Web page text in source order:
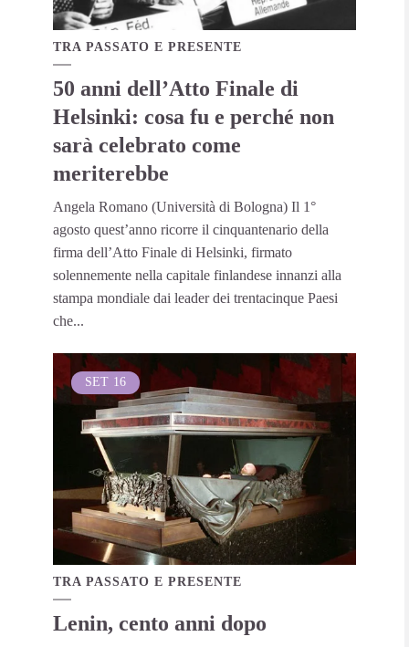
TRA PASSATO E PRESENTE
50 anni dell’Atto Finale di
Helsinki: cosa fu e perché non
sarà celebrato come
meriterebbe
Angela Romano (Università di Bologna) Il 1°
agosto quest’anno ricorre il cinquantenario della
firma dell’Atto Finale di Helsinki, firmato
solennemente nella capitale finlandese innanzi alla
stampa mondiale dai leader dei trentacinque Paesi
che...
SET 16
TRA PASSATO E PRESENTE
Lenin, cento anni dopo